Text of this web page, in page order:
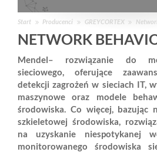
Start Producenci GREYCORTEX
NETWORK
Mendel– rozwiązanie do
sieciowego, oferujące
detekcji zagrożeń w sieciach IT,
maszynowe oraz modele
środowiska. Co więcej, bazując
szkieletowej środowiska,
na uzyskanie niespotykanej
monitorowanego środowiska